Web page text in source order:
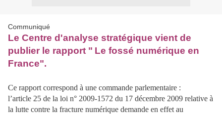
Communiqué
Le Centre d'analyse stratégique vient de
publier le rapport " Le fossé numérique en
France".
Ce rapport correspond à une commande parlementaire :
l’article 25 de la loi n° 2009-1572 du 17 décembre 2009 relative à
la lutte contre la fracture numérique demande en effet au